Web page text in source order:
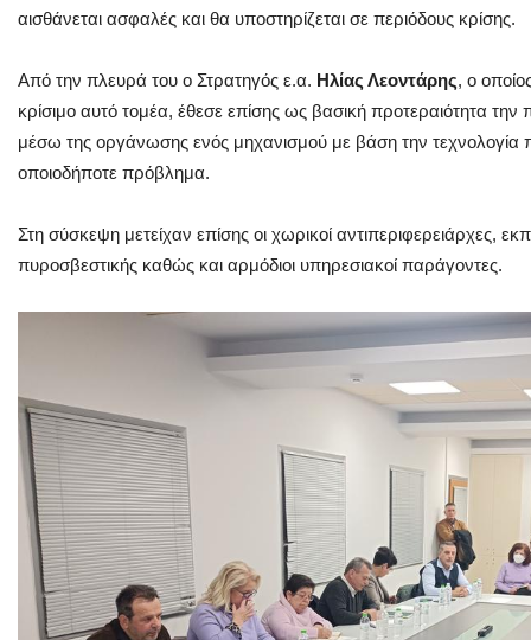
αισθάνεται ασφαλές και θα υποστηρίζεται σε περιόδους κρίσης.
Από την πλευρά του ο Στρατηγός ε.α. Ηλίας Λεοντάρης, ο
κρίσιμο αυτό τομέα, έθεσε επίσης ως βασική προτεραιότητα
μέσω της οργάνωσης ενός μηχανισμού με βάση την τεχνολογία
οποιοδήποτε πρόβλημα.
Στη σύσκεψη μετείχαν επίσης οι χωρικοί αντιπεριφερειάρχες,
πυροσβεστικής καθώς και αρμόδιοι υπηρεσιακοί παράγοντες.